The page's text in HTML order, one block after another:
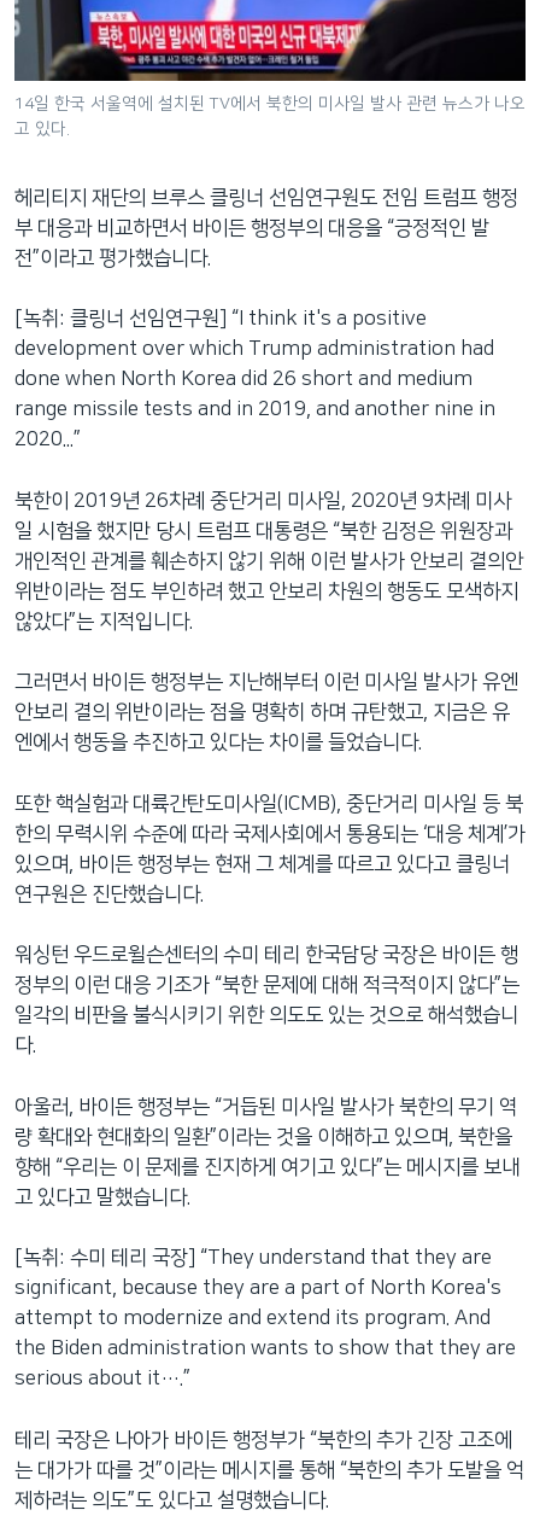
14일 한국 서울역에 설치된 TV에서 북한의 미사일 발사 관련 뉴스가 나오
고 있다.
헤리티지 재단의 브루스 클링너 선임연구원도 전임 트럼프 행정
부 대응과 비교하면서 바이든 행정부의 대응을 “긍정적인 발
전”이라고 평가했습니다.
[녹취: 클링너 선임연구원] “I think it's a positive
development over which Trump administration had
done when North Korea did 26 short and medium
range missile tests and in 2019, and another nine in
2020...”
북한이 2019년 26차례 중단거리 미사일, 2020년 9차례 미사
일 시험을 했지만 당시 트럼프 대통령은 “북한 김정은 위원장과
개인적인 관계를 훼손하지 않기 위해 이런 발사가 안보리 결의안
위반이라는 점도 부인하려 했고 안보리 차원의 행동도 모색하지
않았다”는 지적입니다.
그러면서 바이든 행정부는 지난해부터 이런 미사일 발사가 유엔
안보리 결의 위반이라는 점을 명확히 하며 규탄했고, 지금은 유
엔에서 행동을 추진하고 있다는 차이를 들었습니다.
또한 핵실험과 대륙간탄도미사일(ICMB), 중단거리 미사일 등 북
한의 무력시위 수준에 따라 국제사회에서 통용되는 ‘대응 체계’가
있으며, 바이든 행정부는 현재 그 체계를 따르고 있다고 클링너
연구원은 진단했습니다.
워싱턴 우드로윌슨센터의 수미 테리 한국담당 국장은 바이든 행
정부의 이런 대응 기조가 “북한 문제에 대해 적극적이지 않다”는
일각의 비판을 불식시키기 위한 의도도 있는 것으로 해석했습니
다.
아울러, 바이든 행정부는 “거듭된 미사일 발사가 북한의 무기 역
량 확대와 현대화의 일환”이라는 것을 이해하고 있으며, 북한을
향해 “우리는 이 문제를 진지하게 여기고 있다”는 메시지를 보내
고 있다고 말했습니다.
[녹취: 수미 테리 국장] “They understand that they are
significant, because they are a part of North Korea's
attempt to modernize and extend its program. And
the Biden administration wants to show that they are
serious about it….”
테리 국장은 나아가 바이든 행정부가 “북한의 추가 긴장 고조에
는 대가가 따를 것”이라는 메시지를 통해 “북한의 추가 도발을 억
제하려는 의도”도 있다고 설명했습니다.